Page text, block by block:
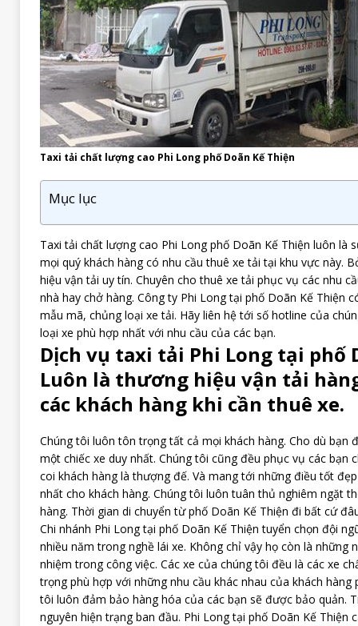
Taxi tải chất lượng cao Phi Long phố Doãn Kế Thiện
Mục lục
Taxi tải chất lượng cao Phi Long phố Doãn Kế Thiện luôn là
mọi quý khách hàng có nhu cầu thuê xe tải tại khu vực này.
hiệu vận tải uy tín. Chuyên cho thuê xe tải phục vụ các nhu
nhà hay chở hàng. Công ty Phi Long tại phố Doãn Kế Thiện
mẫu mã, chủng loại xe tải. Hãy liên hệ tới số hotline của
loại xe phù hợp nhất với nhu cầu của các bạn.
Dịch vụ taxi tải Phi Long tại phố
Luôn là thương hiệu vận tải
các khách hàng khi cần thuê xe.
Chúng tôi luôn tôn trọng tất cả mọi khách hàng. Cho dù bạn
một chiếc xe duy nhất. Chúng tôi cũng đều phục vụ các bạn
coi khách hàng là thượng đế. Và mang tới những điều tốt
nhất cho khách hàng. Chúng tôi luôn tuân thủ nghiêm ngặt
hàng. Thời gian di chuyển từ phố Doãn Kế Thiện đi bất cứ
Chi nhánh Phi Long tại phố Doãn Kế Thiện tuyển chọn đội
nhiều năm trong nghề lái xe. Không chỉ vậy họ còn là những
nhiệm trong công việc. Các xe của chúng tôi đều là các xe
trọng phù hợp với những nhu cầu khác nhau của khách hàng
tôi luôn đảm bảo hàng hóa của các bạn sẽ được bảo quản.
nguyên hiện trạng ban đầu. Phi Long tại phố Doãn Kế Thiện